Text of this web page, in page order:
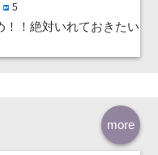
hatenabookmark5
！！絶対いれておきたい
more